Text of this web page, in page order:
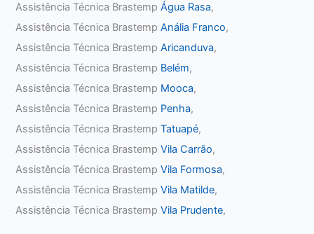
Assistência Técnica BrastempÁgua Rasa,
Assistência Técnica BrastempAnália Franco,
Assistência Técnica BrastempAricanduva,
Assistência Técnica Brastemp Belém,
Assistência Técnica Brastemp Mooca,
Assistência Técnica Brastemp Penha,
Assistência Técnica BrastempTatuapé,
Assistência Técnica BrastempVila Carrão,
Assistência Técnica BrastempVila Formosa,
Assistência Técnica BrastempVila Matilde,
Assistência Técnica BrastempVila Prudente,